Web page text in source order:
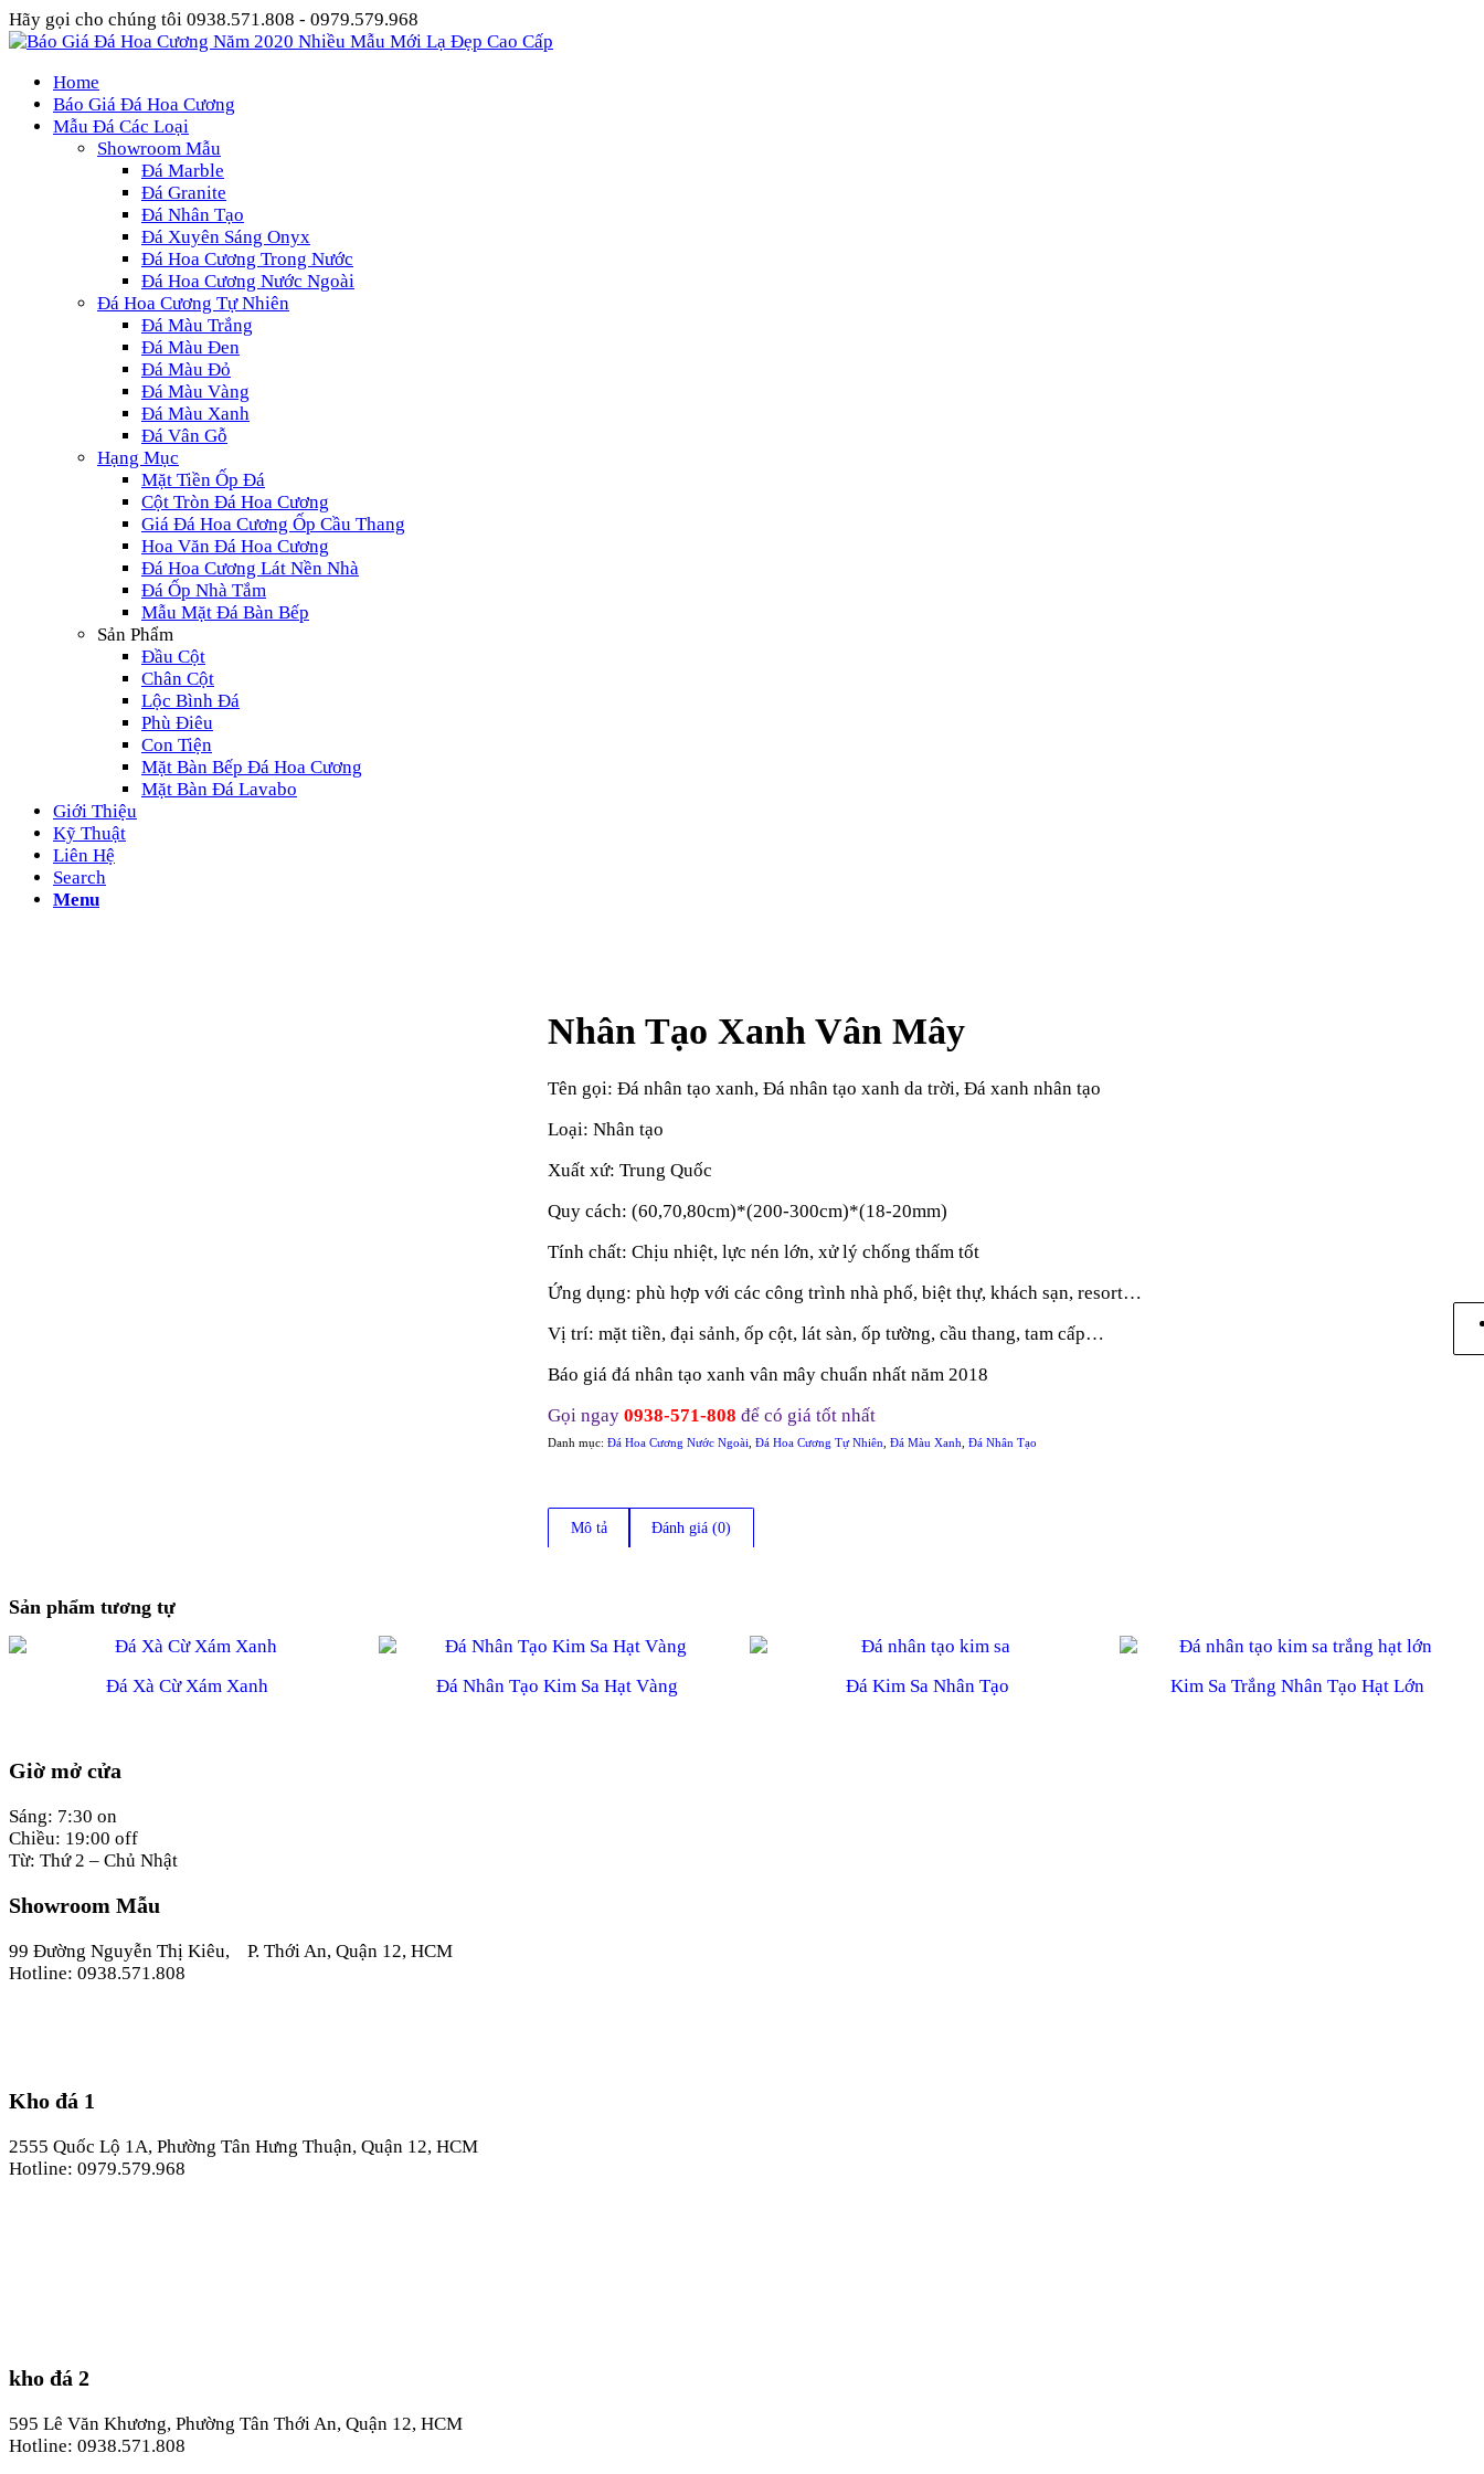
Hãy gọi cho chúng tôi 0938.571.808 - 0979.579.968
Home
Báo Giá Đá Hoa Cương
Mẫu Đá Các Loại
Showroom Mẫu
Đá Marble
Đá Granite
Đá Nhân Tạo
Đá Xuyên Sáng Onyx
Đá Hoa Cương Trong Nước
Đá Hoa Cương Nước Ngoài
Đá Hoa Cương Tự Nhiên
Đá Màu Trắng
Đá Màu Đen
Đá Màu Đỏ
Đá Màu Vàng
Đá Màu Xanh
Đá Vân Gỗ
Hạng Mục
Mặt Tiền Ốp Đá
Cột Tròn Đá Hoa Cương
Giá Đá Hoa Cương Ốp Cầu Thang
Hoa Văn Đá Hoa Cương
Đá Hoa Cương Lát Nền Nhà
Đá Ốp Nhà Tắm
Mẫu Mặt Đá Bàn Bếp
Sản Phẩm
Đầu Cột
Chân Cột
Lộc Bình Đá
Phù Điêu
Con Tiện
Mặt Bàn Bếp Đá Hoa Cương
Mặt Bàn Đá Lavabo
Giới Thiệu
Kỹ Thuật
Liên Hệ
Search
Menu
Nhân Tạo Xanh Vân Mây
Tên gọi: Đá nhân tạo xanh, Đá nhân tạo xanh da trời, Đá xanh nhân tạo
Loại: Nhân tạo
Xuất xứ: Trung Quốc
Quy cách: (60,70,80cm)*(200-300cm)*(18-20mm)
Tính chất: Chịu nhiệt, lực nén lớn, xử lý chống thấm tốt
Ứng dụng: phù hợp với các công trình nhà phố, biệt thự, khách sạn, resort…
Vị trí: mặt tiền, đại sảnh, ốp cột, lát sàn, ốp tường, cầu thang, tam cấp…
Báo giá đá nhân tạo xanh vân mây chuẩn nhất năm 2018
Gọi ngay0938-571-808 để có giá tốt nhất
Danh mục:Đá Hoa Cương Nước Ngoài ,Đá Hoa Cương Tự Nhiên ,Đá Màu Xanh ,Đá Nhân Tạo
Mô tả Đánh giá (0)
Sản phẩm tương tự
Đá Xà Cừ Xám Xanh Đá Nhân Tạo Kim Sa Hạt Vàng Đá Kim Sa Nhân Tạo Kim Sa Trắng Nhân Tạo Hạt Lớn
Giờ mở cửa
Sáng: 7:30 on
Chiều: 19:00 off
Từ: Thứ 2 – Chủ Nhật
Showroom Mẫu
99 Đường Nguyễn Thị Kiêu, P. Thới An, Quận 12, HCM
Hotline: 0938.571.808
Kho đá 1
2555 Quốc Lộ 1A, Phường Tân Hưng Thuận, Quận 12, HCM
Hotline: 0979.579.968
kho đá 2
595 Lê Văn Khương, Phường Tân Thới An, Quận 12, HCM
Hotline: 0938.571.808